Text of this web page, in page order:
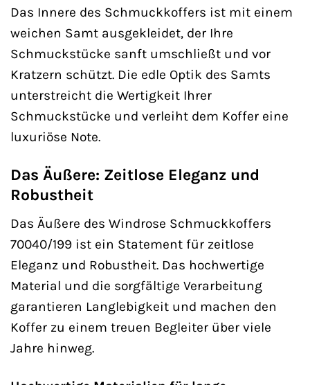
Das Innere des Schmuckkoffers ist mit einem
weichen Samt ausgekleidet, der Ihre
Schmuckstücke sanft umschließt und vor
Kratzern schützt. Die edle Optik des Samts
unterstreicht die Wertigkeit Ihrer
Schmuckstücke und verleiht dem Koffer eine
luxuriöse Note.
Das Äußere: Zeitlose Eleganz und
Robustheit
Das Äußere des Windrose Schmuckkoffers
70040/199 ist ein Statement für zeitlose
Eleganz und Robustheit. Das hochwertige
Material und die sorgfältige Verarbeitung
garantieren Langlebigkeit und machen den
Koffer zu einem treuen Begleiter über viele
Jahre hinweg.